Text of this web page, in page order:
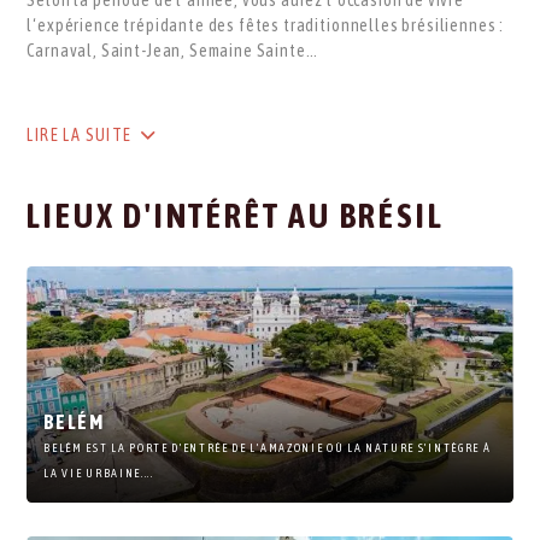
l‘expérience trépidante des fêtes traditionnelles brésiliennes :
Carnaval, Saint-Jean, Semaine Sainte…
LIRE LA SUITE
LIEUX D'INTÉRÊT AU BRÉSIL
BELÉM
BELÉM EST LA PORTE D’ENTRÉE DE L’AMAZONIE OÙ LA NATURE S’INTÈGRE À
LA VIE URBAINE....